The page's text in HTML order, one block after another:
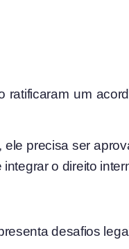
um
precisa ser
o direito
desafios